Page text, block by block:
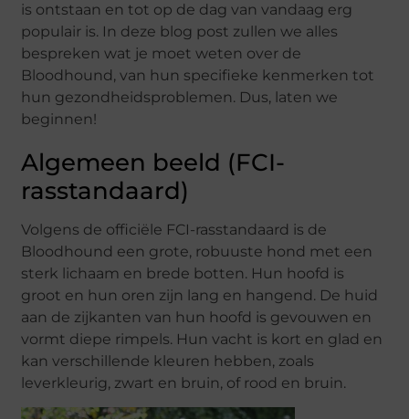
is ontstaan en tot op de dag van vandaag erg
populair is. In deze blog post zullen we alles
bespreken wat je moet weten over de
Bloodhound, van hun specifieke kenmerken tot
hun gezondheidsproblemen. Dus, laten we
beginnen!
Algemeen beeld (FCI-
rasstandaard)
Volgens de officiële FCI-rasstandaard is de
Bloodhound een grote, robuuste hond met een
sterk lichaam en brede botten. Hun hoofd is
groot en hun oren zijn lang en hangend. De huid
aan de zijkanten van hun hoofd is gevouwen en
vormt diepe rimpels. Hun vacht is kort en glad en
kan verschillende kleuren hebben, zoals
leverkleurig, zwart en bruin, of rood en bruin.